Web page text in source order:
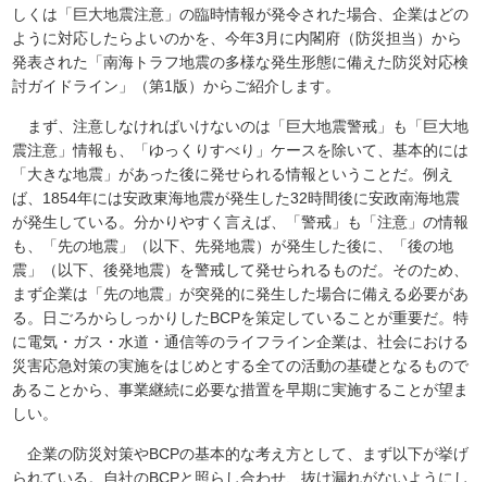
しくは「巨大地震注意」の臨時情報が発令された場合、企業はどの
ように対応したらよいのかを、今年3月に内閣府（防災担当）から
発表された「南海トラフ地震の多様な発生形態に備えた防災対応検
討ガイドライン」（第1版）からご紹介します。
まず、注意しなければいけないのは「巨大地震警戒」も「巨大地
震注意」情報も、「ゆっくりすべり」ケースを除いて、基本的には
「大きな地震」があった後に発せられる情報ということだ。例え
ば、1854年には安政東海地震が発生した32時間後に安政南海地震
が発生している。分かりやすく言えば、「警戒」も「注意」の情報
も、「先の地震」（以下、先発地震）が発生した後に、「後の地
震」（以下、後発地震）を警戒して発せられるものだ。そのため、
まず企業は「先の地震」が突発的に発生した場合に備える必要があ
る。日ごろからしっかりしたBCPを策定していることが重要だ。特
に電気・ガス・水道・通信等のライフライン企業は、社会における
災害応急対策の実施をはじめとする全ての活動の基礎となるもので
あることから、事業継続に必要な措置を早期に実施することが望ま
しい。
企業の防災対策やBCPの基本的な考え方として、まず以下が挙げ
られている。自社のBCPと照らし合わせ、抜け漏れがないようにし